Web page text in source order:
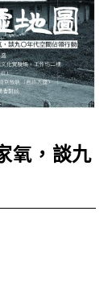
氧，談九